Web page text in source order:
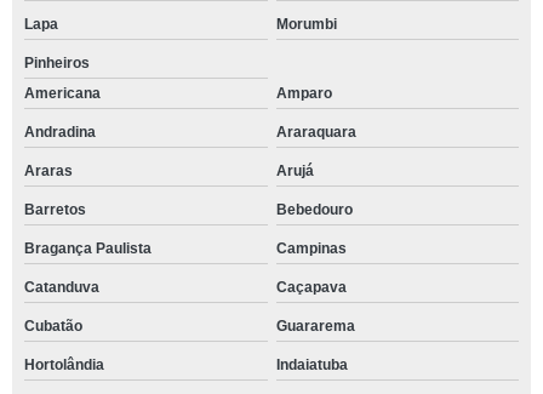
Lapa Morumbi
Pinheiros
Americana
Amparo
Andradina Araraquara
Araras Arujá
Barretos Bebedouro
Bragança Paulista Campinas
Catanduva Caçapava
Cubatão Guararema
Hortolândia Indaiatuba